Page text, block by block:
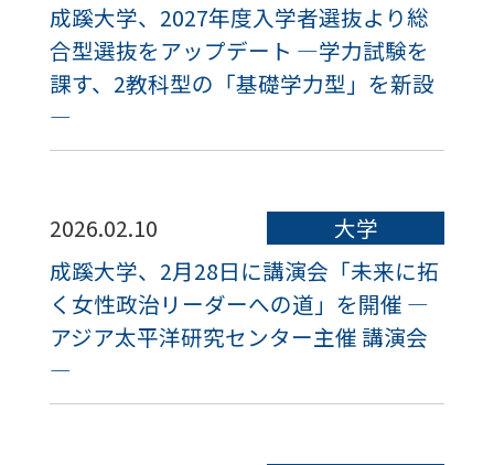
成蹊大学、2027年度入学者選抜より総
合型選抜をアップデート ―学力試験を
課す、2教科型の「基礎学力型」を新設
―
2026.02.10
大学
成蹊大学、2月28日に講演会「未来に拓
く女性政治リーダーへの道」を開催 ―
アジア太平洋研究センター主催 講演会
―